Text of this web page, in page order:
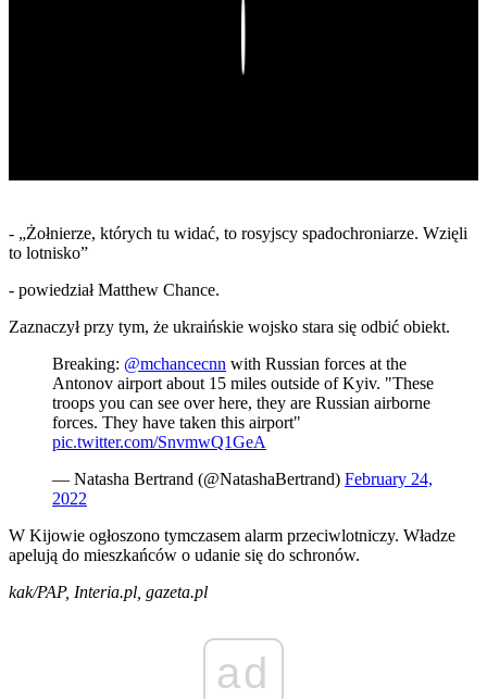
- „Żołnierze, których tu widać, to rosyjscy spadochroniarze. Wzięli
to lotnisko”
- powiedział Matthew Chance.
Zaznaczył przy tym, że ukraińskie wojsko stara się odbić obiekt.
Breaking: @mchancecnn with Russian forces at the
Antonov airport about 15 miles outside of Kyiv. "These
troops you can see over here, they are Russian airborne
forces. They have taken this airport"
pic.twitter.com/SnvmwQ1GeA
— Natasha Bertrand (@NatashaBertrand) February 24,
2022
W Kijowie ogłoszono tymczasem alarm przeciwlotniczy. Władze
apelują do mieszkańców o udanie się do schronów.
kak/PAP, Interia.pl, gazeta.pl
ad